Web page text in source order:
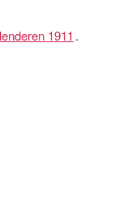
1911 .